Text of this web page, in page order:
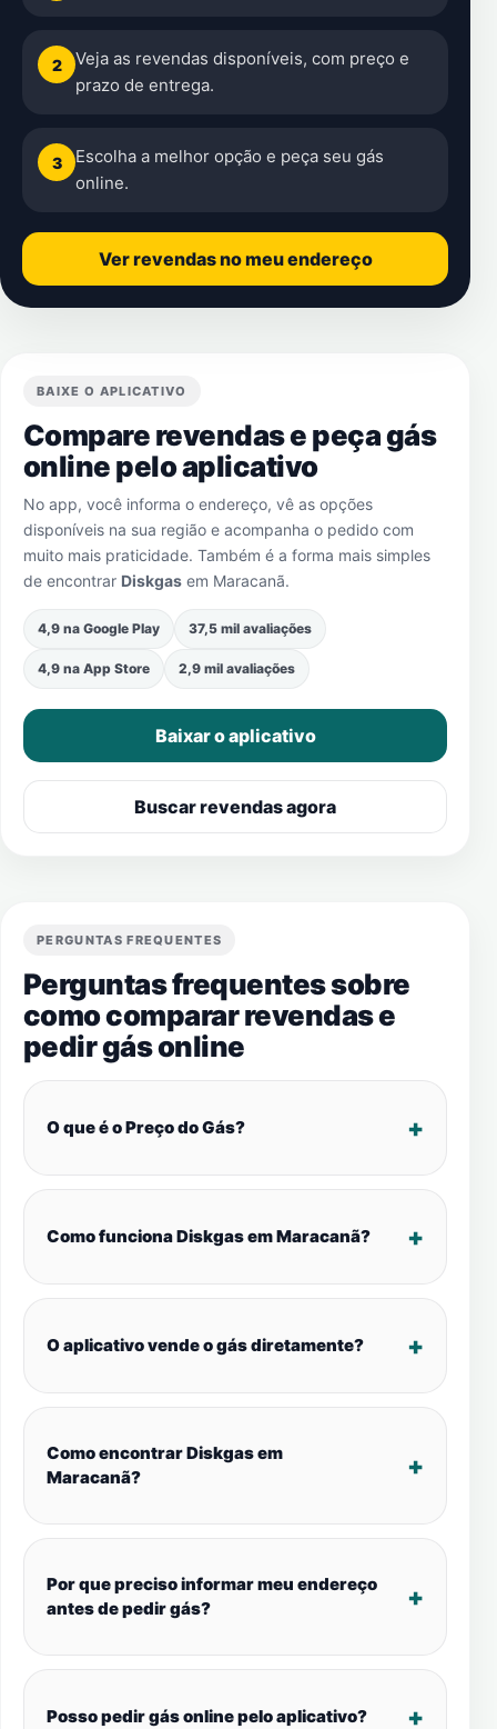
2
Veja as revendas disponíveis, com preço e
prazo de entrega.
3
Escolha a melhor opção e peça seu gás
online.
Ver revendas no meu endereço
BAIXE O APLICATIVO
Compare revendas e peça gás
online pelo aplicativo
No app, você informa o endereço, vê as opções
disponíveis na sua região e acompanha o pedido com
muito mais praticidade. Também é a forma mais simples
de encontrar Diskgas em Maracanã.
4,9 na Google Play 37,5 mil avaliações
4,9 na App Store 2,9 mil avaliações
Baixar o aplicativo
Buscar revendas agora
PERGUNTAS FREQUENTES
Perguntas frequentes sobre
como comparar revendas e
pedir gás online
O que é o Preço do Gás?
Como funciona Diskgas em Maracanã?
O aplicativo vende o gás diretamente?
Como encontrar Diskgas em
Maracanã?
Por que preciso informar meu endereço
antes de pedir gás?
Posso pedir gás online pelo aplicativo?